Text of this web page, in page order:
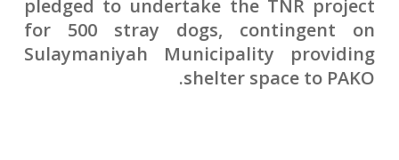
pledged to undertake the TNR project
for 500 stray dogs, contingent on
Sulaymaniyah Municipality providing
shelter space to PAKO.